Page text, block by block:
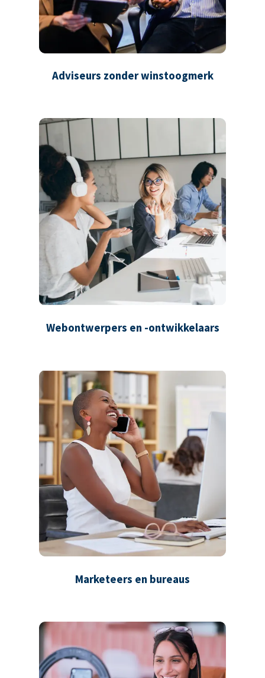
Adviseurs zonder winstoogmerk
Webontwerpers en -ontwikkelaars
Marketeers en bureaus